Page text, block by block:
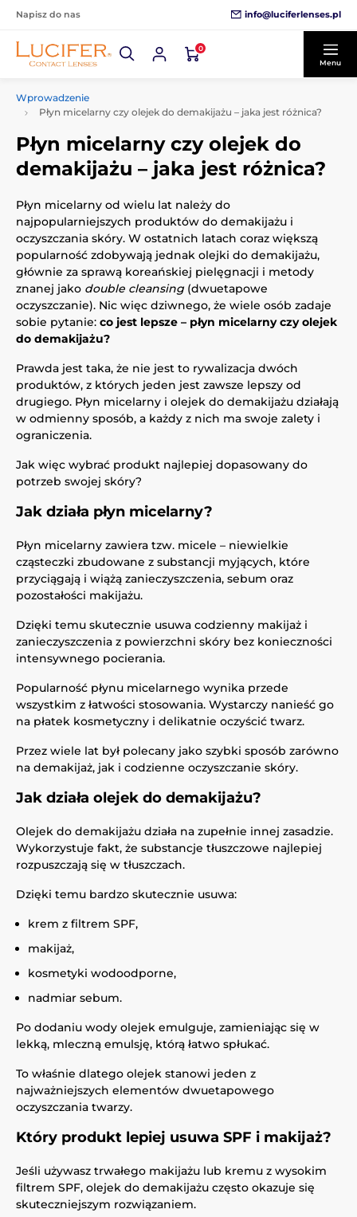
Napisz do nas info@luciferlenses.pl
0
Menu
Wprowadzenie
Płyn micelarny czy olejek do demakijażu – jaka jest różnica?
Płyn micelarny czy olejek do
demakijażu – jaka jest różnica?
Płyn micelarny od wielu lat należy do
najpopularniejszych produktów do demakijażu i
oczyszczania skóry. W ostatnich latach coraz większą
popularność zdobywają jednak olejki do demakijażu,
głównie za sprawą koreańskiej pielęgnacji i metody
znanej jako double cleansing (dwuetapowe
oczyszczanie). Nic więc dziwnego, że wiele osób zadaje
sobie pytanie: co jest lepsze – płyn micelarny czy olejek
do demakijażu?
Prawda jest taka, że nie jest to rywalizacja dwóch
produktów, z których jeden jest zawsze lepszy od
drugiego. Płyn micelarny i olejek do demakijażu działają
w odmienny sposób, a każdy z nich ma swoje zalety i
ograniczenia.
Jak więc wybrać produkt najlepiej dopasowany do
potrzeb swojej skóry?
Jak działa płyn micelarny?
Płyn micelarny zawiera tzw. micele – niewielkie
cząsteczki zbudowane z substancji myjących, które
przyciągają i wiążą zanieczyszczenia, sebum oraz
pozostałości makijażu.
Dzięki temu skutecznie usuwa codzienny makijaż i
zanieczyszczenia z powierzchni skóry bez konieczności
intensywnego pocierania.
Popularność płynu micelarnego wynika przede
wszystkim z łatwości stosowania. Wystarczy nanieść go
na płatek kosmetyczny i delikatnie oczyścić twarz.
Przez wiele lat był polecany jako szybki sposób zarówno
na demakijaż, jak i codzienne oczyszczanie skóry.
Jak działa olejek do demakijażu?
Olejek do demakijażu działa na zupełnie innej zasadzie.
Wykorzystuje fakt, że substancje tłuszczowe najlepiej
rozpuszczają się w tłuszczach.
Dzięki temu bardzo skutecznie usuwa:
krem z filtrem SPF,
makijaż,
kosmetyki wodoodporne,
nadmiar sebum.
Po dodaniu wody olejek emulguje, zamieniając się w
lekką, mleczną emulsję, którą łatwo spłukać.
To właśnie dlatego olejek stanowi jeden z
najważniejszych elementów dwuetapowego
oczyszczania twarzy.
Który produkt lepiej usuwa SPF i makijaż?
Jeśli używasz trwałego makijażu lub kremu z wysokim
filtrem SPF, olejek do demakijażu często okazuje się
skuteczniejszym rozwiązaniem.